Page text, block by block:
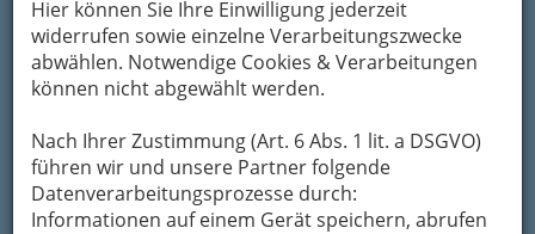
Hier können Sie Ihre Einwilligung jederzeit
widerrufen sowie einzelne Verarbeitungszwecke
abwählen. Notwendige Cookies & Verarbeitungen
können nicht abgewählt werden.
Nach Ihrer Zustimmung (Art. 6 Abs. 1 lit. a DSGVO)
führen wir und unsere Partner folgende
Datenverarbeitungsprozesse durch:
Informationen auf einem Gerät speichern, abrufen
Übermittlung Ihrer Nachricht ein sicheres
Formular. Ihre Nachricht wird nach dem
Absenden umgehend per Mail an das
Unternehmen Yoga Austria - BYO -
Yogalehrausbildungen österreichweit
weitergeleitet.
Mein Name